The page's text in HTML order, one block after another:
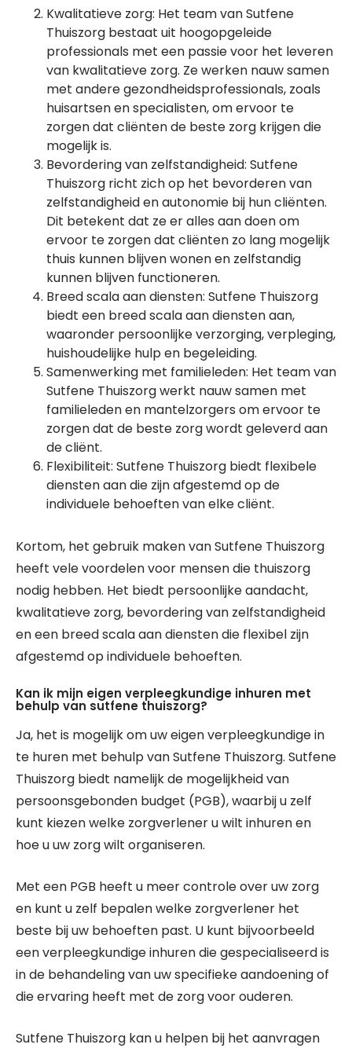
Kwalitatieve zorg: Het team van Sutfene
Thuiszorg bestaat uit hoogopgeleide
professionals met een passie voor het leveren
van kwalitatieve zorg. Ze werken nauw samen
met andere gezondheidsprofessionals, zoals
huisartsen en specialisten, om ervoor te
zorgen dat cliënten de beste zorg krijgen die
mogelijk is.
Bevordering van zelfstandigheid: Sutfene
Thuiszorg richt zich op het bevorderen van
zelfstandigheid en autonomie bij hun cliënten.
Dit betekent dat ze er alles aan doen om
ervoor te zorgen dat cliënten zo lang mogelijk
thuis kunnen blijven wonen en zelfstandig
kunnen blijven functioneren.
Breed scala aan diensten: Sutfene Thuiszorg
biedt een breed scala aan diensten aan,
waaronder persoonlijke verzorging, verpleging,
huishoudelijke hulp en begeleiding.
Samenwerking met familieleden: Het team van
Sutfene Thuiszorg werkt nauw samen met
familieleden en mantelzorgers om ervoor te
zorgen dat de beste zorg wordt geleverd aan
de cliënt.
Flexibiliteit: Sutfene Thuiszorg biedt flexibele
diensten aan die zijn afgestemd op de
individuele behoeften van elke cliënt.
Kortom, het gebruik maken van Sutfene Thuiszorg
heeft vele voordelen voor mensen die thuiszorg
nodig hebben. Het biedt persoonlijke aandacht,
kwalitatieve zorg, bevordering van zelfstandigheid
en een breed scala aan diensten die flexibel zijn
afgestemd op individuele behoeften.
Kan ik mijn eigen verpleegkundige inhuren met
behulp van sutfene thuiszorg?
Ja, het is mogelijk om uw eigen verpleegkundige in
te huren met behulp van Sutfene Thuiszorg. Sutfene
Thuiszorg biedt namelijk de mogelijkheid van
persoonsgebonden budget (PGB), waarbij u zelf
kunt kiezen welke zorgverlener u wilt inhuren en
hoe u uw zorg wilt organiseren.
Met een PGB heeft u meer controle over uw zorg
en kunt u zelf bepalen welke zorgverlener het
beste bij uw behoeften past. U kunt bijvoorbeeld
een verpleegkundige inhuren die gespecialiseerd is
in de behandeling van uw specifieke aandoening of
die ervaring heeft met de zorg voor ouderen.
Sutfene Thuiszorg kan u helpen bij het aanvragen